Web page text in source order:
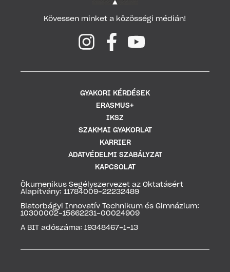
Kövessen minket a közösségi médián!
GYAKORI KÉRDÉSEK
ERASMUS+
IKSZ
SZAKMAI GYAKORLAT
KARRIER
ADATVÉDELMI SZABÁLYZAT
KAPCSOLAT
Ökumenikus Segélyszervezet az Oktatásért
Alapítvány: 11784009-22232489
Biatorbágyi Innovatív Technikum és Gimnázium:
10300002-15662231-00024909
A BIT adószáma: 19348467-1-13